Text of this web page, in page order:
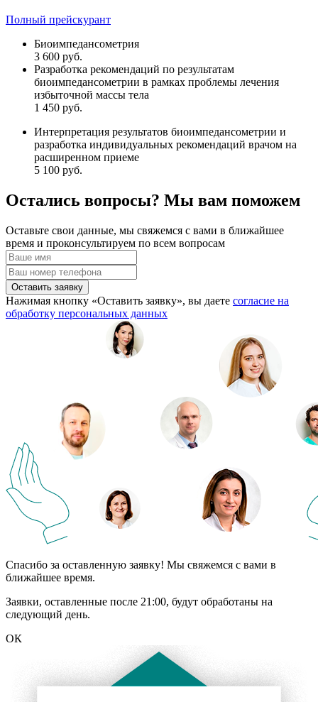
Полный прейскурант
Биоимпедансометрия
3 600 руб.
Разработка рекомендаций по результатам
биоимпедансометрии в рамках проблемы лечения
избыточной массы тела
1 450 руб.
Интерпретация результатов биоимпедансометрии и
разработка индивидуальных рекомендаций врачом на
расширенном приеме
5 100 руб.
Остались вопросы? Мы вам поможем
Оставьте свои данные, мы свяжемся с вами в ближайшее
время и проконсультируем по всем вопросам
Оставить заявку
Нажимая кнопку «Оставить заявку», вы даете согласие на
обработку персональных данных
Спасибо за оставленную заявку! Мы свяжемся с вами в
ближайшее время.
Заявки, оставленные после 21:00, будут обработаны на
следующий день.
ОК